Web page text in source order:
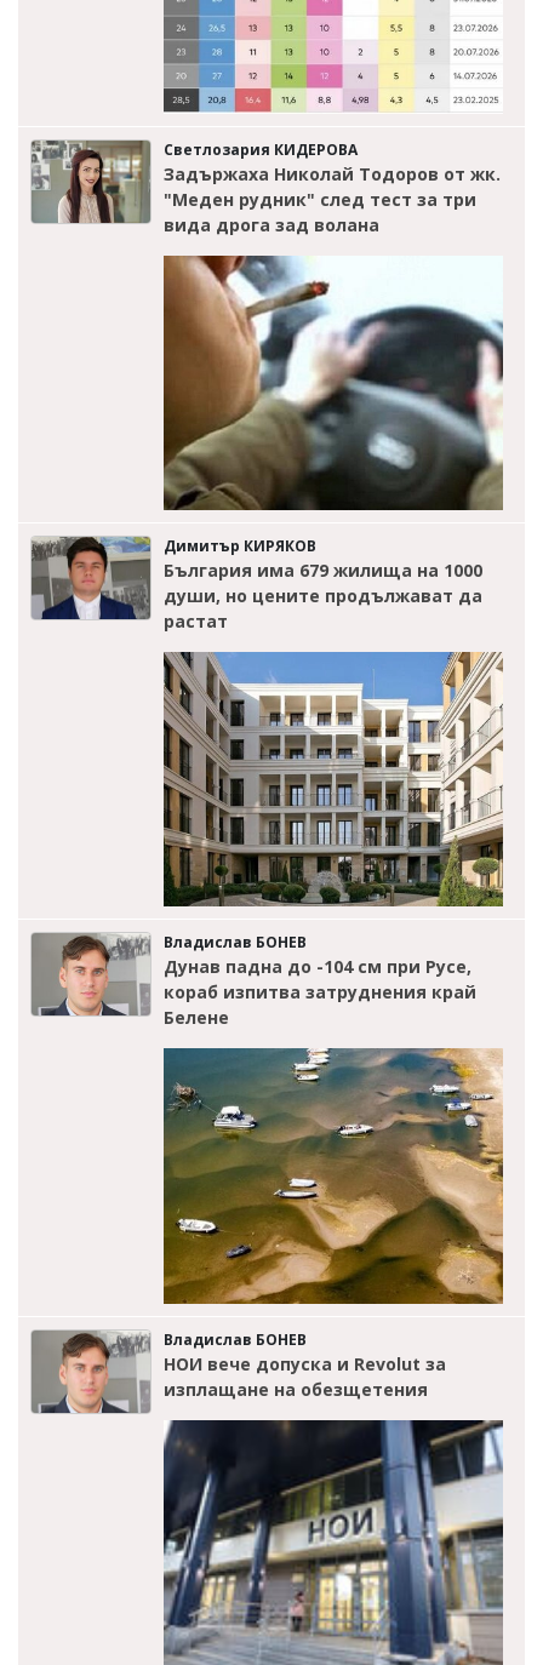
Светлозария КИДЕРОВА
Задържаха Николай Тодоров от жк.
"Меден рудник" след тест за три
вида дрога зад волана
Димитър КИРЯКОВ
България има 679 жилища на 1000
души, но цените продължават да
растат
Владислав БОНЕВ
Дунав падна до -104 см при Русе,
кораб изпитва затруднения край
Белене
Владислав БОНЕВ
НОИ вече допуска и Revolut за
изплащане на обезщетения